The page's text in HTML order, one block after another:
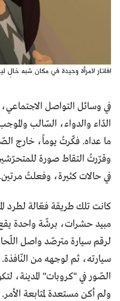
افاتار لامرأة وحيدة في مكان شبه خالٍ
في وسائل التواصل
الدّاء والدواء، السّالب
ما عداه. فكّرتُ يوماً، خارج
وقرّرتُ التقاط صورة
في حالات كثيرة، وفعلتُ مرتين.
كانت تلك طريقة فعّالة لطرد
مبيد حشرات، برشّة واحدة
لرقم سيارة مترصّد واصل
سيارته، ثم لوجهه من
الصّور في "كروبات" المدينة،
ولم أكن مستعدة لمتابعة